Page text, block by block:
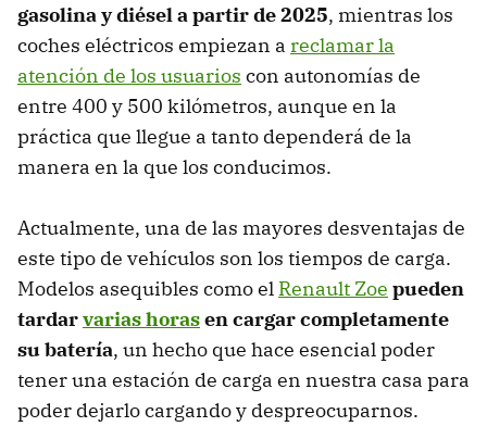
gasolina y diésel a partir de 2025, mientras los
coches eléctricos empiezan a reclamar la
atención de los usuarios con autonomías de
entre 400 y 500 kilómetros, aunque en la
práctica que llegue a tanto dependerá de la
manera en la que los conducimos.
Actualmente, una de las mayores desventajas de
este tipo de vehículos son los tiempos de carga.
Modelos asequibles como el Renault Zoe pueden
tardarvarias horasen cargar completamente
su batería, un hecho que hace esencial poder
tener una estación de carga en nuestra casa para
poder dejarlo cargando y despreocuparnos.